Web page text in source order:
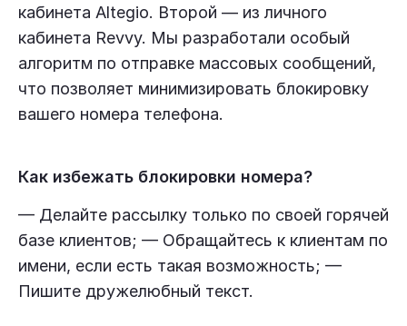
кабинета Altegio. Второй — из личного
кабинета Revvy. Мы разработали особый
алгоритм по отправке массовых сообщений,
что позволяет минимизировать блокировку
вашего номера телефона.
Как избежать блокировки номера?
— Делайте рассылку только по своей горячей
базе клиентов; — Обращайтесь к клиентам по
имени, если есть такая возможность; —
Пишите дружелюбный текст.